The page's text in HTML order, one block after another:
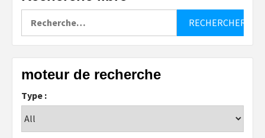
moteur de recherche
Type :